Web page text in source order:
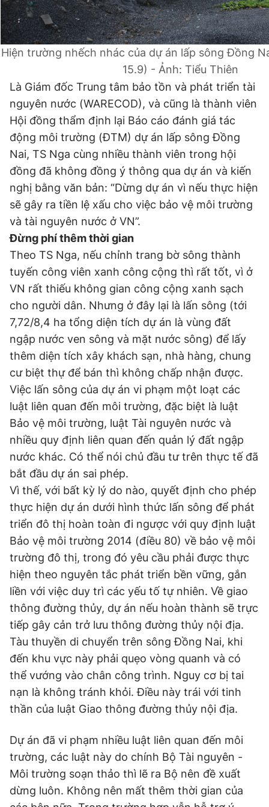
Giấy phép xuất bản số 110/GP - BTTTT cấp ngày 24.3.2020
© 2003-2026 Bản quyền thuộc về Báo Thanh Niên. Cấm sao
chép dưới mọi hình thức nếu không có sự chấp thuận bằng văn
bản. Phát triển bởi ePi Technologies, JSC.
Hiện trường nhếch nhác của dự án lấp sông Đồng
15.9) - Ảnh: Tiểu Thiên
Là Giám đốc Trung tâm bảo tồn và phát triển tài
nguyên nước (WARECOD), và cũng là thành viên
Hội đồng thẩm định lại Báo cáo đánh giá tác
động môi trường (ĐTM) dự án lấp sông Đồng
Nai, TS Nga cùng nhiều thành viên trong hội
đồng đã không đồng ý thông qua dự án và kiến
nghị bằng văn bản: “Dừng dự án vì nếu thực hiện
sẽ gây ra tiền lệ xấu cho việc bảo vệ môi trường
và tài nguyên nước ở VN”.
Đừng phí thêm thời gian
Theo TS Nga, nếu chỉnh trang bờ sông thành
tuyến công viên xanh công cộng thì rất tốt, vì ở
VN rất thiếu không gian công cộng xanh sạch
cho người dân. Nhưng ở đây lại là lấn sông (tới
7,72/8,4 ha tổng diện tích dự án là vùng đất
ngập nước ven sông và mặt nước sông) để lấy
thêm diện tích xây khách sạn, nhà hàng, chung
cư biệt thự để bán thì không chấp nhận được.
Việc lấn sông của dự án vi phạm một loạt các
luật liên quan đến môi trường, đặc biệt là luật
Bảo vệ môi trường, luật Tài nguyên nước và
nhiều quy định liên quan đến quản lý đất ngập
nước khác. Có thể nói chủ đầu tư trên thực tế đã
bắt đầu dự án sai phép.
Vì thế, với bất kỳ lý do nào, quyết định cho phép
thực hiện dự án dưới hình thức lấn sông để phát
triển đô thị hoàn toàn đi ngược với quy định luật
Bảo vệ môi trường 2014 (điều 80) về bảo vệ môi
trường đô thị, trong đó yêu cầu phải được thực
hiện theo nguyên tắc phát triển bền vững, gắn
liền với việc duy trì các yếu tố tự nhiên. Về giao
thông đường thủy, dự án nếu hoàn thành sẽ trực
tiếp gây cản trở lưu thông đường thủy nội địa.
Tàu thuyền di chuyển trên sông Đồng Nai, khi
đến khu vực này phải quẹo vòng quanh và có
thể vướng vào chân công trình. Nguy cơ bị tai
nạn là không tránh khỏi. Điều này trái với tinh
thần của luật Giao thông đường thủy nội địa.
Dự án đã vi phạm nhiều luật liên quan đến môi
trường, các luật này do chính Bộ Tài nguyên -
Môi trường soạn thảo thì lẽ ra Bộ nên đề xuất
dừng luôn. Không nên mất thêm thời gian của